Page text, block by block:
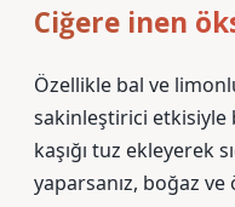
Ciğere inen
Özellikle bal ve
sakinleştirici etkisiyle
kaşığı tuz ekleyerek
yaparsanız, boğaz